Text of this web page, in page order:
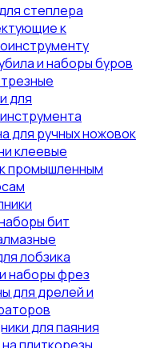
степлера
к
и наборы буров
для
для ручных ножовок
клеевые
промышленным
бит
лобзика
наборы фрез
для дрелей и
для паяния